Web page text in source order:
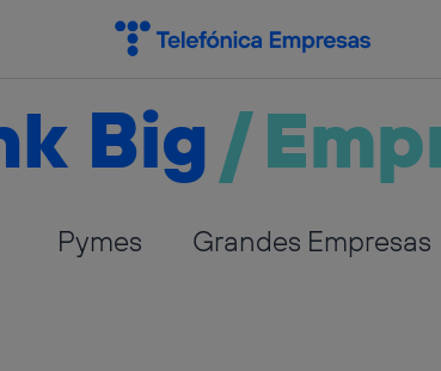
Big/
Pymes Grandes Empresas